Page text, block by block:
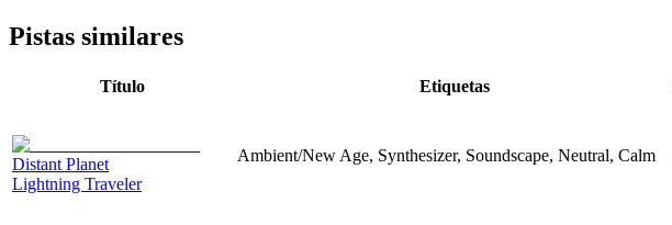
Pistas similares
Título Etiquetas
Distant Planet
Lightning Traveler
Ambient/New Age, Synthesizer, Soundscape, Neutral, Calm